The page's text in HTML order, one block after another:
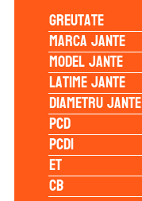
Greutate
Marca jante
Model jante
Latime jante
Diametru jante
PCD
PCD1
ET
CB